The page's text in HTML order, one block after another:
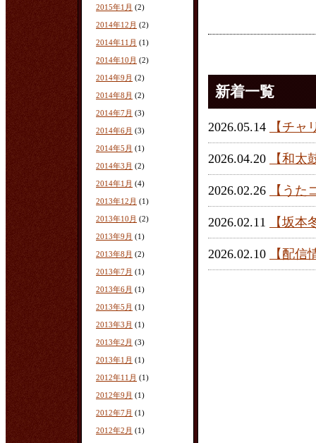
2015年1月 (2)
2014年12月 (2)
2014年11月 (1)
2014年10月 (2)
2014年9月 (2)
2014年8月 (2)
2014年7月 (3)
2014年6月 (3)
2014年5月 (1)
2014年3月 (2)
2014年1月 (4)
2013年12月 (1)
2013年10月 (2)
2013年9月 (1)
2013年8月 (2)
2013年7月 (1)
2013年6月 (1)
2013年5月 (1)
2013年3月 (1)
2013年2月 (3)
2013年1月 (1)
2012年11月 (1)
2012年9月 (1)
2012年7月 (1)
2012年2月 (1)
新着一覧
2026.05.14 【チ
2026.04.20 【和太
2026.02.26 【うた
2026.02.11 【坂本
2026.02.10 【配信